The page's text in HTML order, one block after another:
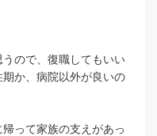
ので、復職してもいい
か、病院以外が良いの
って家族の支えがあっ